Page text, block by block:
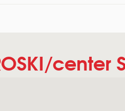
center